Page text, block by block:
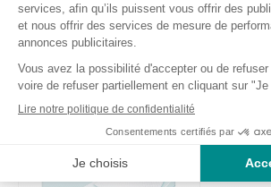
Alèses